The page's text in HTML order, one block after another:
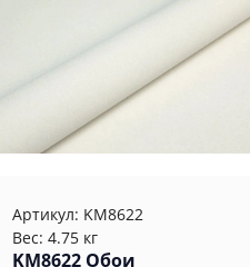
Артикул: KM8622
Вес: 4.75 кг
KM8622 Обои